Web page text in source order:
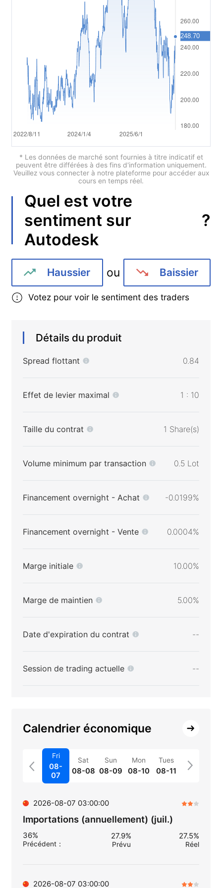
繁體中文
한국어
Tiếng việt
Bahasa Indonesia
Bahasa Melayu
हिन्दी
* Les données de marché sont fournies à titre indicatif et
peuvent être différées à des fins d'information uniquement.
Veuillez vous connecter à notre plateforme pour accéder aux
cours en temps réel.
Quel est votre
sentiment sur
Autodesk
?
Haussier ou Baissier
Votez pour voir le sentiment des traders
Détails du produit
Spread flottant 0.84
Effet de levier maximal 1 : 10
Taille du contrat 1 Share(s)
Volume minimum par transaction 0.5 Lot
Financement overnight - Achat -0.0199%
Financement overnight - Vente 0.0004%
Marge initiale 10.00%
Marge de maintien 5.00%
Date d'expiration du contrat --
Session de trading actuelle --
Calendrier économique
Fri
08-
07
Sat
08-08
Sun
08-09
Mon
08-10
Tues
08-11
2026-08-07 03:00:00
Importations (annuellement) (juil.)
36%
Précédent：
27.9%
Prévu
27.5%
Réel
2026-08-07 03:00:00